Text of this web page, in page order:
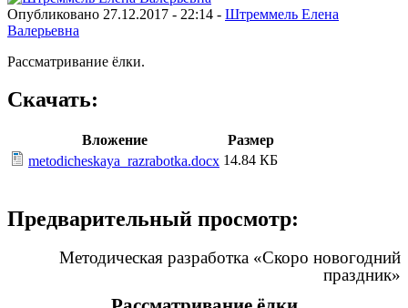
Опубликовано 27.12.2017 - 22:14 - Штреммель Елена
Валерьевна
Рассматривание ёлки.
Скачать:
Вложение
Размер
metodicheskaya_razrabotka.docx 14.84 КБ
Предварительный просмотр:
Методическая разработка «Скоро новогодний
праздник»